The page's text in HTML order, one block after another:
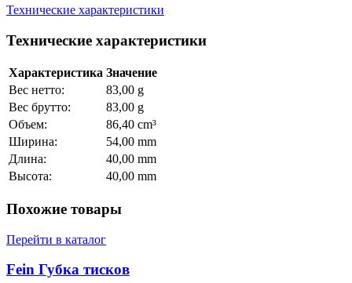
Технические характеристики
Технические характеристики
Характеристика Значение
Вес нетто:
83,00 g
Вес брутто:
83,00 g
Объем:
86,40 cm³
Ширина:
54,00 mm
Длина:
40,00 mm
Высота:
40,00 mm
Похожие товары
Перейти в каталог
Fein Губка тисков